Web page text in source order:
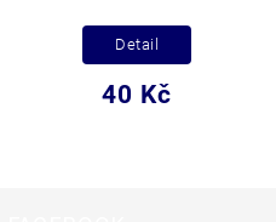
40 Kč
Detail